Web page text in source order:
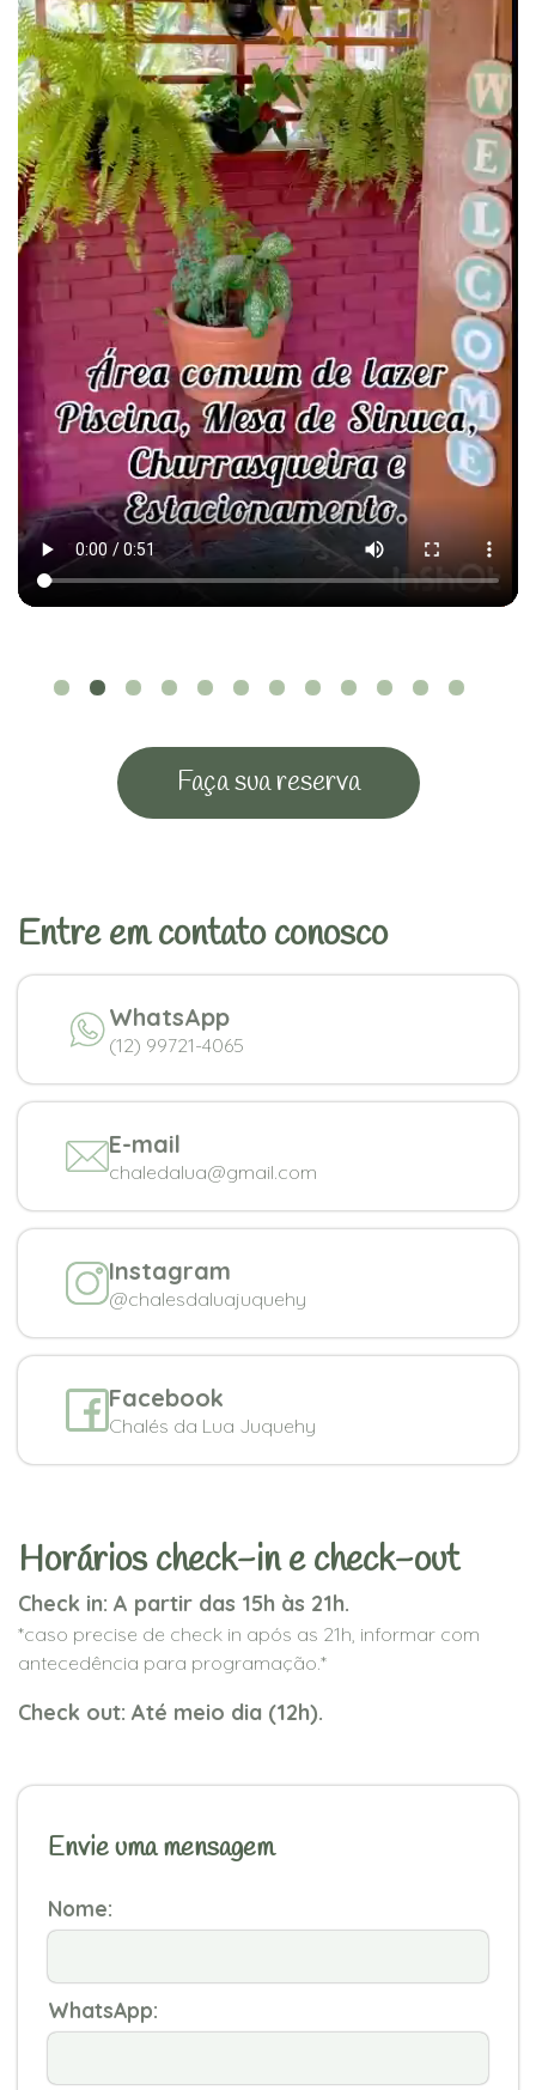
Faça sua reserva
Entre em contato conosco
WhatsApp
(12) 99721-4065
E-mail
chaledalua@gmail.com
Instagram
@chalesdaluajuquehy
Facebook
Chalés da Lua Juquehy
Horários check-in e check-out
Check in: A partir das 15h às 21h.
*caso precise de check in após as 21h, informar com
antecedência para programação.*
Check out: Até meio dia (12h).
Envie uma mensagem
Nome:
WhatsApp: